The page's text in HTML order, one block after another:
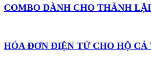
COMBO DÀNH CHO THÀNH
HÓA ĐƠN ĐIỆN TỬ CHO HỘ CÁ